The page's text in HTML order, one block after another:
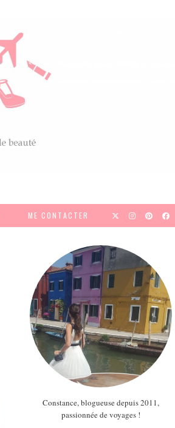
ME CONTACTER
Constance, blogueuse depuis 2011,
passionnée de voyages !